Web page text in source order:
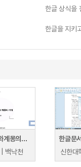
한글 상식을
한글을 지키
한글의역사와계몽의시대
백낙천
신한대